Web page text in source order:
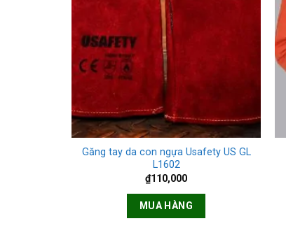
+
Găng tay da con ngựa Usafety US GL
L1602
₫110,000
MUA HÀNG